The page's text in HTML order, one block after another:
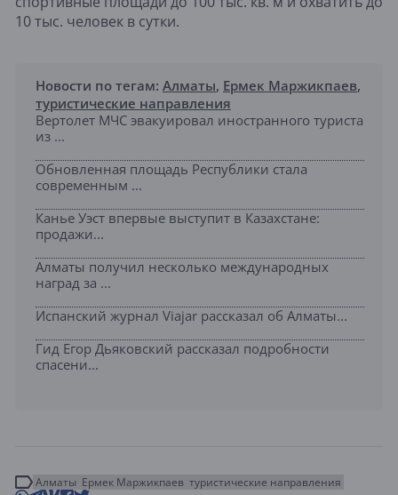
10 тыс. человек в сутки.
Новости по тегам: Алматы, Ермек Маржикпаев,
туристические направления
Вертолет МЧС эвакуировал иностранного туриста
из ...
Обновленная площадь Республики стала
современным ...
Канье Уэст впервые выступит в Казахстане:
продажи...
Алматы получил несколько международных
наград за ...
Испанский журнал Viajar рассказал об Алматы...
Гид Егор Дьяковский рассказал подробности
спасени...
Алматы Ермек Маржикпаев туристические направления